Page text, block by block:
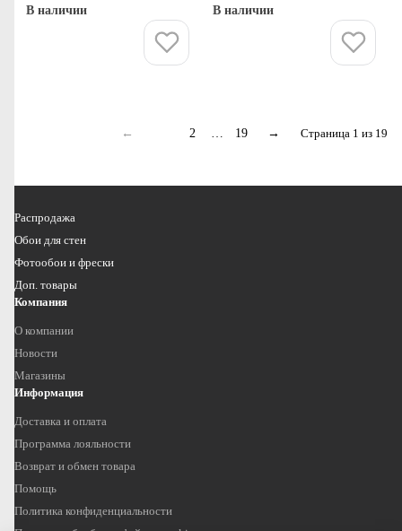
В наличии В наличии
← 2 … 19 → Страница 1 из 19
Распродажа
Обои для стен
Фотообои и фрески
Доп. товары
Компания
О компании
Новости
Магазины
Информация
Доставка и оплата
Программа лояльности
Возврат и обмен товара
Помощь
Политика конфиденциальности